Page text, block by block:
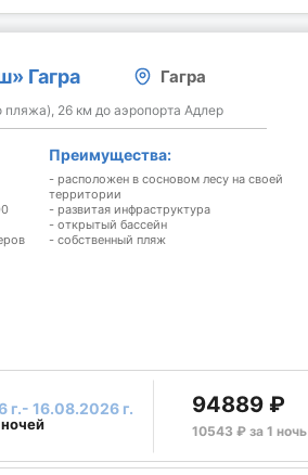
Гагра Гагра
26 км до аэропорта Адлер
Преимущества:
- расположен в сосновом лесу на своей
территории
- развитая инфраструктура
- открытый бассейн
- собственный пляж
г.- 16.08.2026 г. 94889 ₽
10543 ₽ за 1 ночь